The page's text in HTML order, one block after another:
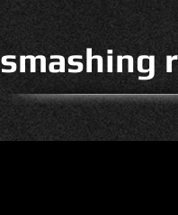
smashing